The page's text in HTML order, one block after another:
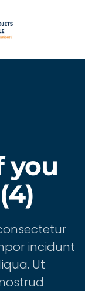
you
incidunt
Ut